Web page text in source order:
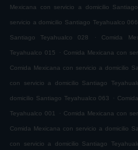
Mexicana con servicio a domicilio
servicio a domicilio Santiago Teyahualco 066
Santiago Teyahualco 028 . Comida
Teyahualco 015 . Comida Mexicana con
Comida Mexicana con servicio a domicilio
con servicio a domicilio Santiago
domicilio Santiago Teyahualco 063 .
Teyahualco 001 . Comida Mexicana con
Comida Mexicana con servicio a domicilio
con servicio a domicilio Santiago